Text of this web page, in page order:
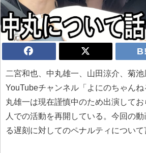
二宮和也、中丸雄一、山田涼介、菊
YouTubeチャンネル「よにのちゃん
丸雄一は現在謹慎中のため出演して
人での活動を再開している。今回の
る遅刻に対してのペナルティについて